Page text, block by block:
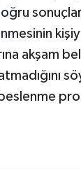
akşam